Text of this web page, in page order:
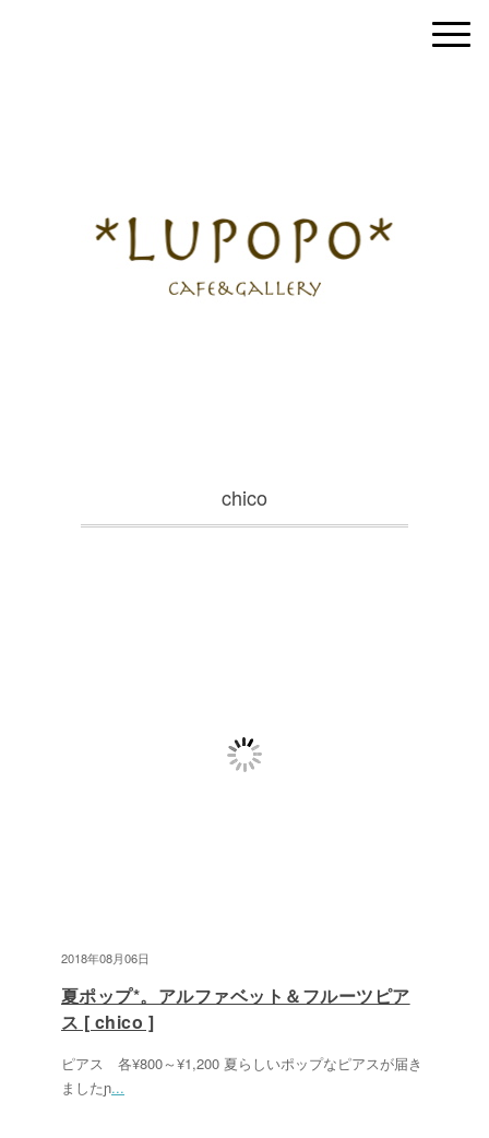
chico
2018年08月06日
夏ポップ*。アルファベット＆フルーツピア
ス [ chico ]
ピアス 各¥800～¥1,200 夏らしいポップなピアスが届き
ましたɲ...